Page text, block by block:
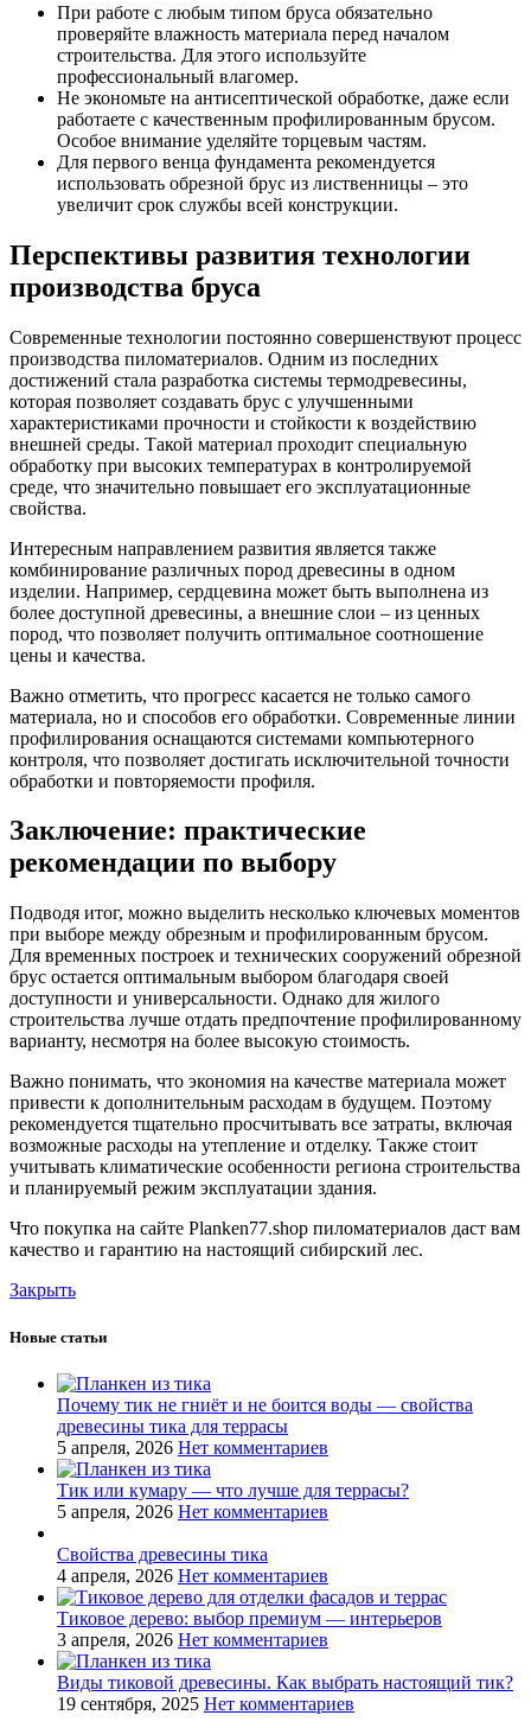
При работе с любым типом бруса обязательно
проверяйте влажность материала перед началом
строительства. Для этого используйте
профессиональный влагомер.
Не экономьте на антисептической обработке, даже если
работаете с качественным профилированным брусом.
Особое внимание уделяйте торцевым частям.
Для первого венца фундамента рекомендуется
использовать обрезной брус из лиственницы – это
увеличит срок службы всей конструкции.
Перспективы развития технологии
производства бруса
Современные технологии постоянно совершенствуют процесс
производства пиломатериалов. Одним из последних
достижений стала разработка системы термодревесины,
которая позволяет создавать брус с улучшенными
характеристиками прочности и стойкости к воздействию
внешней среды. Такой материал проходит специальную
обработку при высоких температурах в контролируемой
среде, что значительно повышает его эксплуатационные
свойства.
Интересным направлением развития является также
комбинирование различных пород древесины в одном
изделии. Например, сердцевина может быть выполнена из
более доступной древесины, а внешние слои – из ценных
пород, что позволяет получить оптимальное соотношение
цены и качества.
Важно отметить, что прогресс касается не только самого
материала, но и способов его обработки. Современные линии
профилирования оснащаются системами компьютерного
контроля, что позволяет достигать исключительной точности
обработки и повторяемости профиля.
Заключение: практические
рекомендации по выбору
Подводя итог, можно выделить несколько ключевых моментов
при выборе между обрезным и профилированным брусом.
Для временных построек и технических сооружений обрезной
брус остается оптимальным выбором благодаря своей
доступности и универсальности. Однако для жилого
строительства лучше отдать предпочтение профилированному
варианту, несмотря на более высокую стоимость.
Важно понимать, что экономия на качестве материала может
привести к дополнительным расходам в будущем. Поэтому
рекомендуется тщательно просчитывать все затраты, включая
возможные расходы на утепление и отделку. Также стоит
учитывать климатические особенности региона строительства
и планируемый режим эксплуатации здания.
Что покупка на сайте Planken77.shop пиломатериалов даст вам
качество и гарантию на настоящий сибирский лес.
Закрыть
Новые статьи
Почему тик не гниёт и не боится воды — свойства
древесины тика для террасы
5 апреля, 2026 Нет комментариев
Тик или кумару — что лучше для террасы?
5 апреля, 2026 Нет комментариев
Свойства древесины тика
4 апреля, 2026 Нет комментариев
Тиковое дерево: выбор премиум — интерьеров
3 апреля, 2026 Нет комментариев
Виды тиковой древесины. Как выбрать настоящий тик?
19 сентября, 2025 Нет комментариев